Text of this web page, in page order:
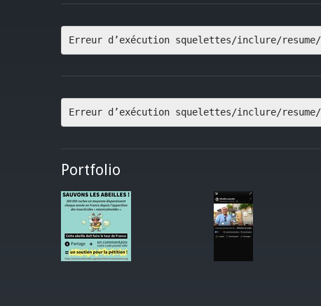
Erreur d’exécution squelettes/inclure/
Erreur d’exécution squelettes/inclure/
Portfolio